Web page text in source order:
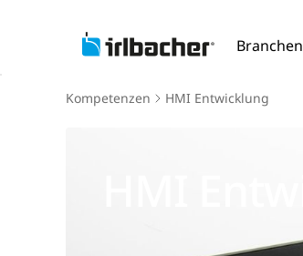
Branchen
Kompetenzen HMI Entwicklung